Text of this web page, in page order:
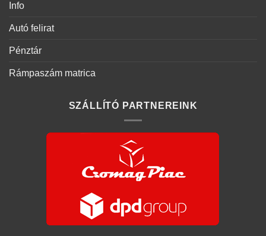
Info
Autó felirat
Pénztár
Rámpaszám matrica
SZÁLLÍTÓ PARTNEREINK